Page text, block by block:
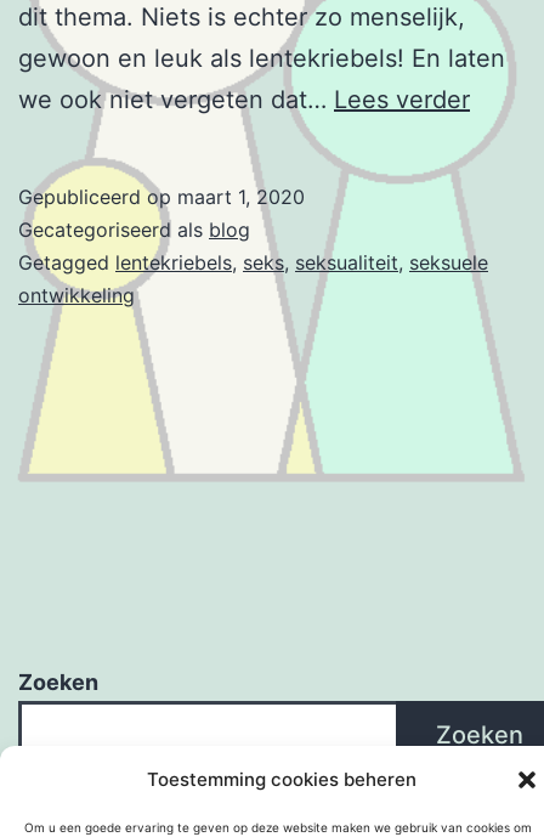
Toestemming cookies beheren
Om u een goede ervaring te geven op deze website maken we gebruik van cookies om
dit thema. Niets is echter zo menselijk,
gewoon en leuk als lentekriebels! En laten
we ook niet vergeten dat… Lees verder
Gepubliceerd op maart 1, 2020
Gecategoriseerd als blog
Getagged lentekriebels, seks, seksualiteit, seksuele
ontwikkeling
Zoeken
Zoeken